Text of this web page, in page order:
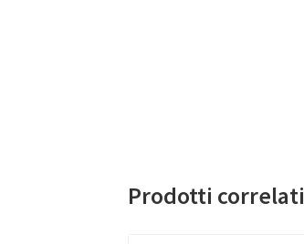
Prodotti correlati